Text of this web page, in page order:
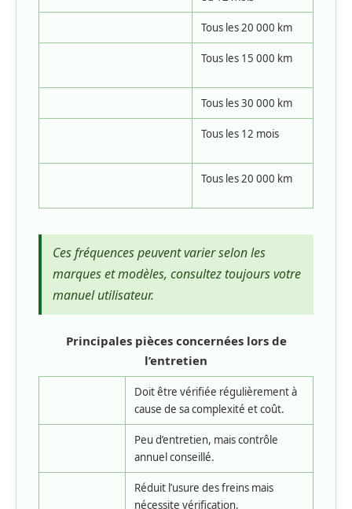
Tous les 20 000 km
Tous les 15 000 km
Tous les 30 000 km
Tous les 12 mois
Tous les 20 000 km
Ces fréquences peuvent varier selon les
marques et modèles, consultez toujours votre
manuel utilisateur.
Principales pièces concernées lors de
l’entretien
Doit être vérifiée régulièrement à
cause de sa complexité et coût.
Peu d’entretien, mais contrôle
annuel conseillé.
Réduit l’usure des freins mais
nécessite vérification.